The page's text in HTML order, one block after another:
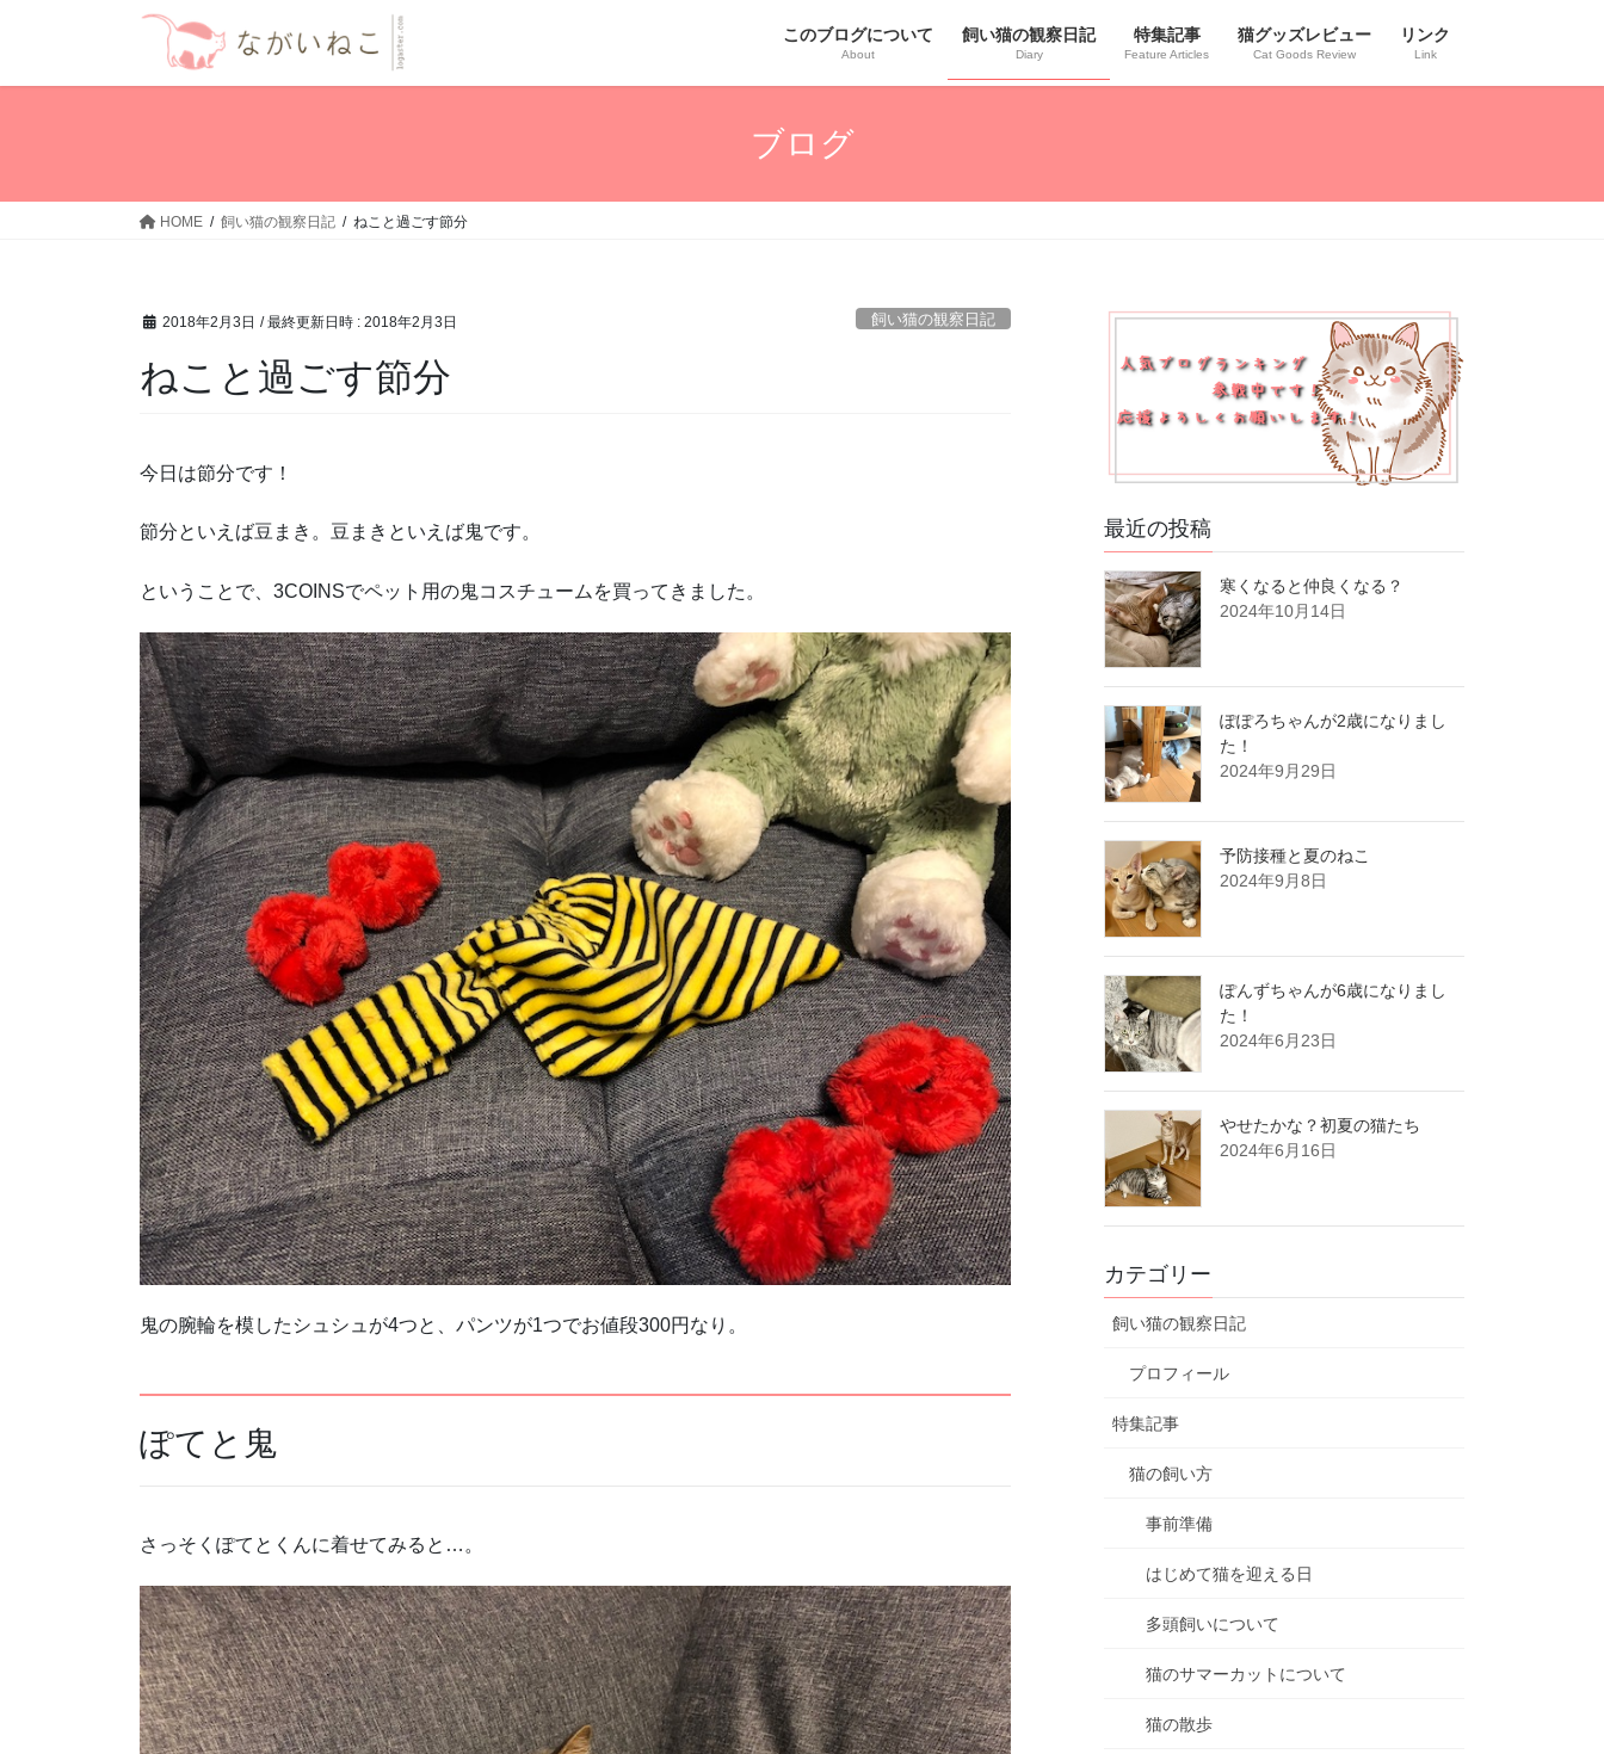
このブログについて
About
飼い猫の観察日記
Diary
特集記事
Feature Articles
猫グッズレビュー
Cat Goods Review
リンク
Link
ブログ
HOME 飼い猫の観察日記 ねこと過ごす節分
2018年2月3日 / 最終更新日時 : 2018年2月3日 飼い猫の観察日記
ねこと過ごす節分
今日は節分です！
節分といえば豆まき。豆まきといえば鬼です。
ということで、3COINSでペット用の鬼コスチュームを買ってきました。
鬼の腕輪を模したシュシュが4つと、パンツが1つでお値段300円なり。
ぽてと鬼
さっそくぽてとくんに着せてみると…。
最近の投稿
寒くなると仲良くなる？
2024年10月14日
ぽぽろちゃんが2歳になりまし
た！
2024年9月29日
予防接種と夏のねこ
2024年9月8日
ぽんずちゃんが6歳になりまし
た！
2024年6月23日
やせたかな？初夏の猫たち
2024年6月16日
カテゴリー
飼い猫の観察日記
プロフィール
特集記事
猫の飼い方
事前準備
はじめて猫を迎える日
多頭飼いについて
猫のサマーカットについて
猫の散歩